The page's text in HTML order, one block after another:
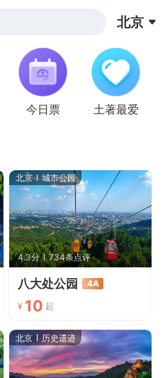
北京
今日票 土著最爱
北京 城市公园
4.3分 734条点评
八大处公园 4A
¥ 10 起
北京 历史遗迹